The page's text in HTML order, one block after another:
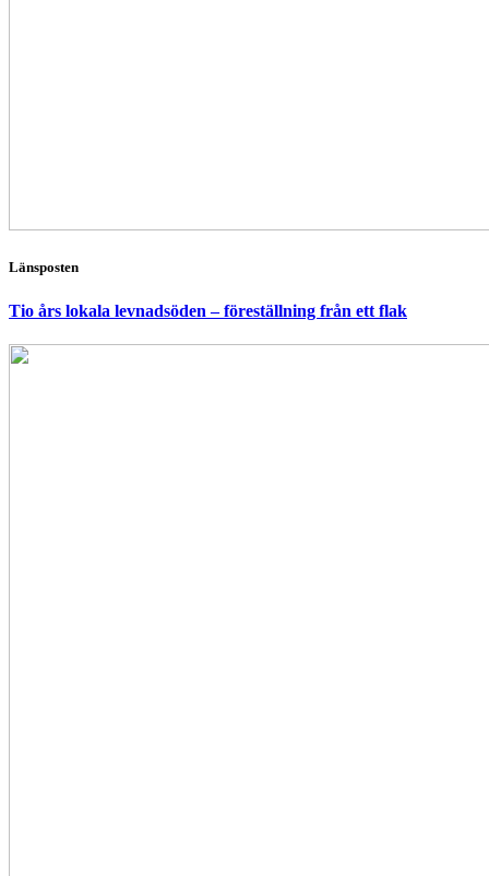
Länsposten
Tio års lokala levnadsöden – föreställning från ett flak